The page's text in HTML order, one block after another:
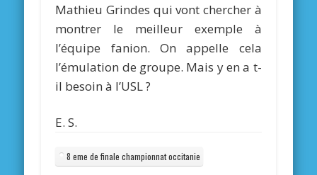
Mathieu Grindes qui vont chercher à
montrer le meilleur exemple à
l’équipe fanion. On appelle cela
l’émulation de groupe. Mais y en a t-
il besoin à l’USL ?
E. S.
8 eme de finale championnat occitanie